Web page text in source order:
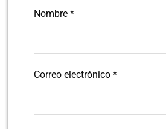
Nombre*
Correo electrónico*